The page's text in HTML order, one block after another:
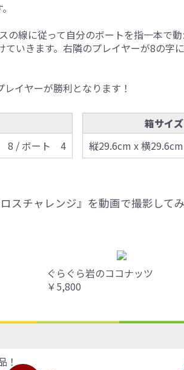
線に従って自分のボートを指一本で
いきます。右隣のプレイヤーが8の字
イヤーが勝利となります！
8 / ボート 4
箱サイズ
縦29.6cm x 横
スチャレンジ』を動画で撮影して
ぐらぐら岩のココナッツ
￥5,800
！